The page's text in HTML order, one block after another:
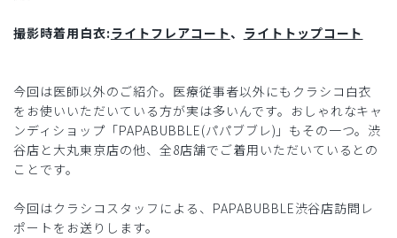
撮影時着用白衣:ライトフレアコート、 ライトトップコート
今回は医師以外のご紹介。医療従事者以外にもクラシコ白衣
をお使いいただいている方が実は多いんです。おしゃれなキャ
ンディショップ「PAPABUBBLE(パパブブレ)」もその一つ。渋
谷店と大丸東京店の他、全8店舗でご着用いただいているとの
ことです。
今回はクラシコスタッフによる、PAPABUBBLE渋谷店訪問レ
ポートをお送りします。